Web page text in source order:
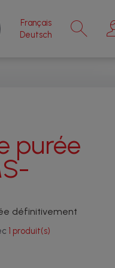
Français
Deutsch
×
purée
définitivement
1 produit(s)